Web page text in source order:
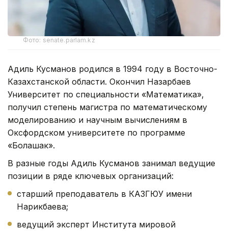
Фото: senate.parlam.kz
Адиль Кусманов родился в 1994 году в Восточно-
Казахстанской области. Окончил Назарбаев
Университет по специальности «Математика»,
получил степень магистра по математическому
моделированию и научным вычислениям в
Оксфордском университете по программе
«Болашак».
В разные годы Адиль Кусманов занимал ведущие
позиции в ряде ключевых организаций:
старший преподаватель в КАЗГЮУ имени
Нарикбаева;
ведущий эксперт Института мировой